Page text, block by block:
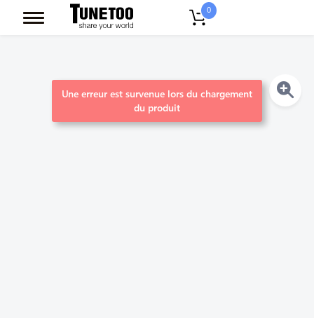
0
Une erreur est survenue lors du chargement
du produit